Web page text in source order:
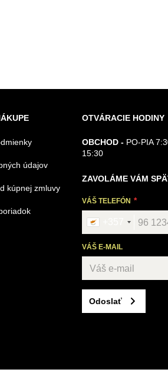
údajov
kúpnej zmluvy
OTVÁRACIE HODINY
OBCHOD - PO-PIA
15:30
ZAVOLÁME VÁM
VÁŠ TELEFÓN
VÁŠ E-MAIL
Odoslať